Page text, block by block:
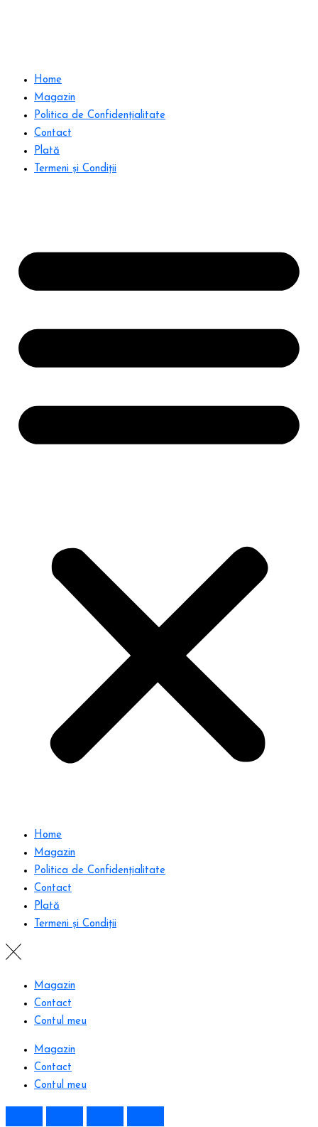
Home
Magazin
Politica de Confidențialitate
Contact
Plată
Termeni și Condiții
Home
Magazin
Politica de Confidențialitate
Contact
Plată
Termeni și Condiții
Magazin
Contact
Contul meu
Magazin
Contact
Contul meu